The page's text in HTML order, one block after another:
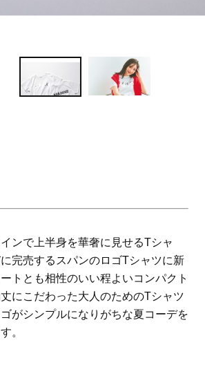
ンで上半身を華奢に見せるTシャ
完売するスパンのロゴTシャツに新
トとも相性のいい程よいコンパクト
にこだわった大人のためのTシャツ
がシンプルになりがちな夏コーデを
。